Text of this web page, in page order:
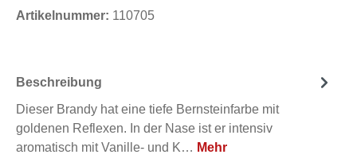
Artikelnummer: 110705
Beschreibung
Dieser Brandy hat eine tiefe Bernsteinfarbe mit
goldenen Reflexen. In der Nase ist er intensiv
aromatisch mit Vanille- und K… Mehr